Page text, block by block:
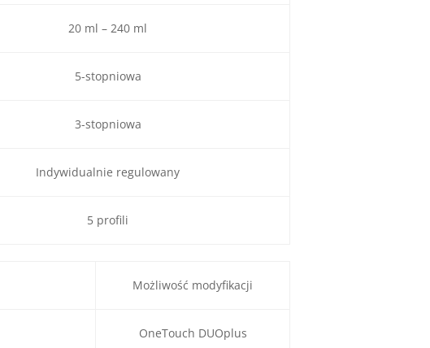
20 ml – 240 ml
5-stopniowa
3-stopniowa
Indywidualnie regulowany
5 profili
Możliwość modyfikacji
OneTouch DUOplus